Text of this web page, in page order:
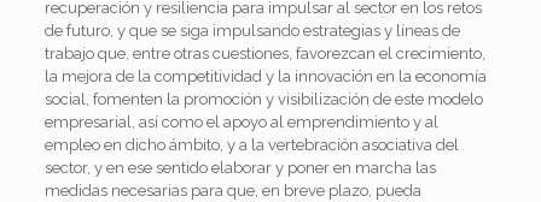
recuperación y resiliencia para impulsar al sector en los retos
de futuro, y que se siga impulsando estrategias y líneas de
trabajo que, entre otras cuestiones, favorezcan el crecimiento,
la mejora de la competitividad y la innovación en la economía
social, fomenten la promoción y visibilización de este modelo
empresarial, así como el apoyo al emprendimiento y al
empleo en dicho ámbito, y a la vertebración asociativa del
sector, y en ese sentido elaborar y poner en marcha las
medidas necesarias para que, en breve plazo, pueda